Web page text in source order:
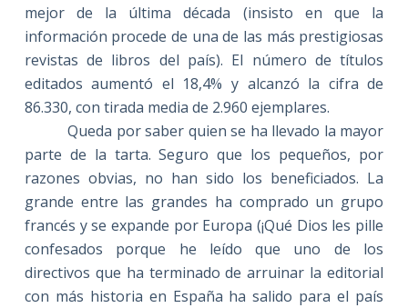
mejor de la última década (insisto en que la
información procede de una de las más prestigiosas
revistas de libros del país). El número de títulos
editados aumentó el 18,4% y alcanzó la cifra de
86.330, con tirada media de 2.960 ejemplares.
Queda por saber quien se ha llevado la mayor
parte de la tarta. Seguro que los pequeños, por
razones obvias, no han sido los beneficiados. La
grande entre las grandes ha comprado un grupo
francés y se expande por Europa (¡Qué Dios les pille
confesados porque he leído que uno de los
directivos que ha terminado de arruinar la editorial
con más historia en España ha salido para el país